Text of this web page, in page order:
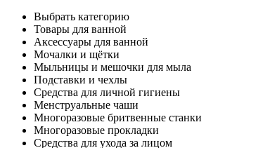
Выбрать категорию
Товары для ванной
Аксессуары для ванной
Мочалки и щётки
Мыльницы и мешочки для мыла
Подставки и чехлы
Средства для личной гигиены
Менструальные чаши
Многоразовые бритвенные станки
Многоразовые прокладки
Средства для ухода за лицом